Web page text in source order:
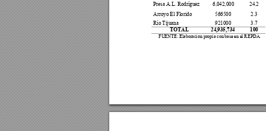
Presa A.L. Rodríguez
6,042,000
24.2
Arroyo El Florido
566500
2.3
Río Tijuana
921000 3.7
TOTAL 24,935,734 100
FUENTE: Elaboración propia con base en el REPDA.